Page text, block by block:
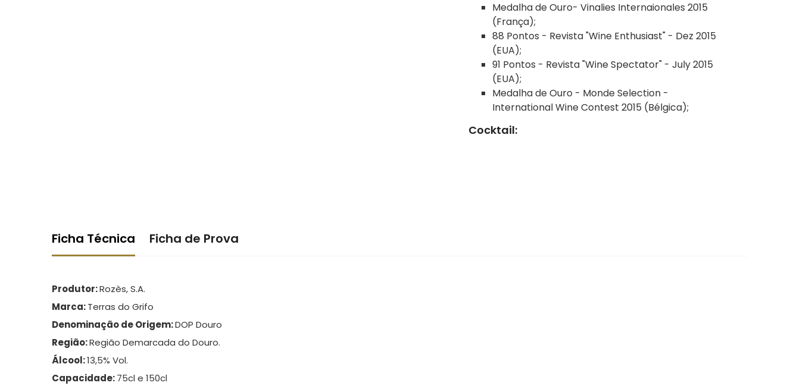
Medalha de Ouro- Vinalies Internaionales 2015
(França);
88 Pontos - Revista "Wine Enthusiast" - Dez 2015
(EUA);
91 Pontos - Revista "Wine Spectator" - July 2015
(EUA);
Medalha de Ouro - Monde Selection -
International Wine Contest 2015 (Bélgica);
Cocktail:
Ficha Técnica Ficha de Prova
Produtor:Rozès, S.A.
Marca:Terras do Grifo
Denominação de Origem:DOP Douro
Região:Região Demarcada do Douro.
Álcool:13,5% Vol.
Capacidade:75cl e 150cl